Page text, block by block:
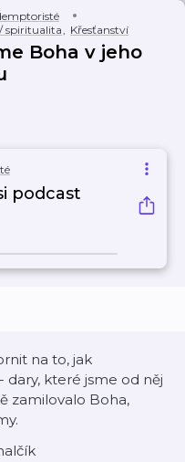
spiritualita, Křesťanství
Boha v jeho
podcast
na to, jak
které jsme od něj
zamilovalo Boha,